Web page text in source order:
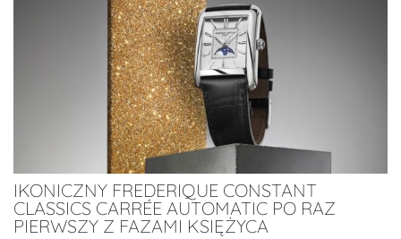
IKONICZNY FREDERIQUE CONSTANT
CLASSICS CARRÉE AUTOMATIC PO RAZ
PIERWSZY Z FAZAMI KSIĘŻYCA